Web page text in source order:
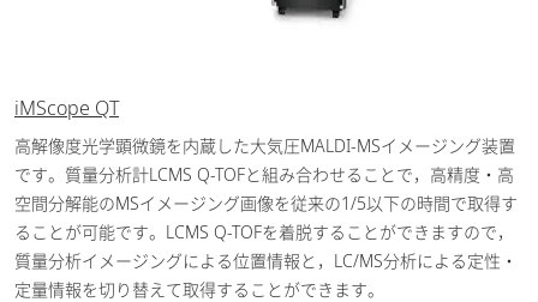
iMScope QT
高解像度光学顕微鏡を内蔵した大気圧MALDI-MSイメージング装置
です。質量分析計LCMS Q-TOFと組み合わせることで，高精度・高
空間分解能のMSイメージング画像を従来の1/5以下の時間で取得す
ることが可能です。LCMS Q-TOFを着脱することができますので，
質量分析イメージングによる位置情報と，LC/MS分析による定性・
定量情報を切り替えて取得することができます。